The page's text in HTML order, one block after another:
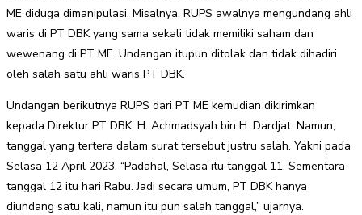
ME diduga dimanipulasi. Misalnya, RUPS awalnya mengundang ahli
waris di PT DBK yang sama sekali tidak memiliki saham dan
wewenang di PT ME. Undangan itupun ditolak dan tidak dihadiri
oleh salah satu ahli waris PT DBK.
Undangan berikutnya RUPS dari PT ME kemudian dikirimkan
kepada Direktur PT DBK, H. Achmadsyah bin H. Dardjat. Namun,
tanggal yang tertera dalam surat tersebut justru salah. Yakni pada
Selasa 12 April 2023. “Padahal, Selasa itu tanggal 11. Sementara
tanggal 12 itu hari Rabu. Jadi secara umum, PT DBK hanya
diundang satu kali, namun itu pun salah tanggal,” ujarnya.